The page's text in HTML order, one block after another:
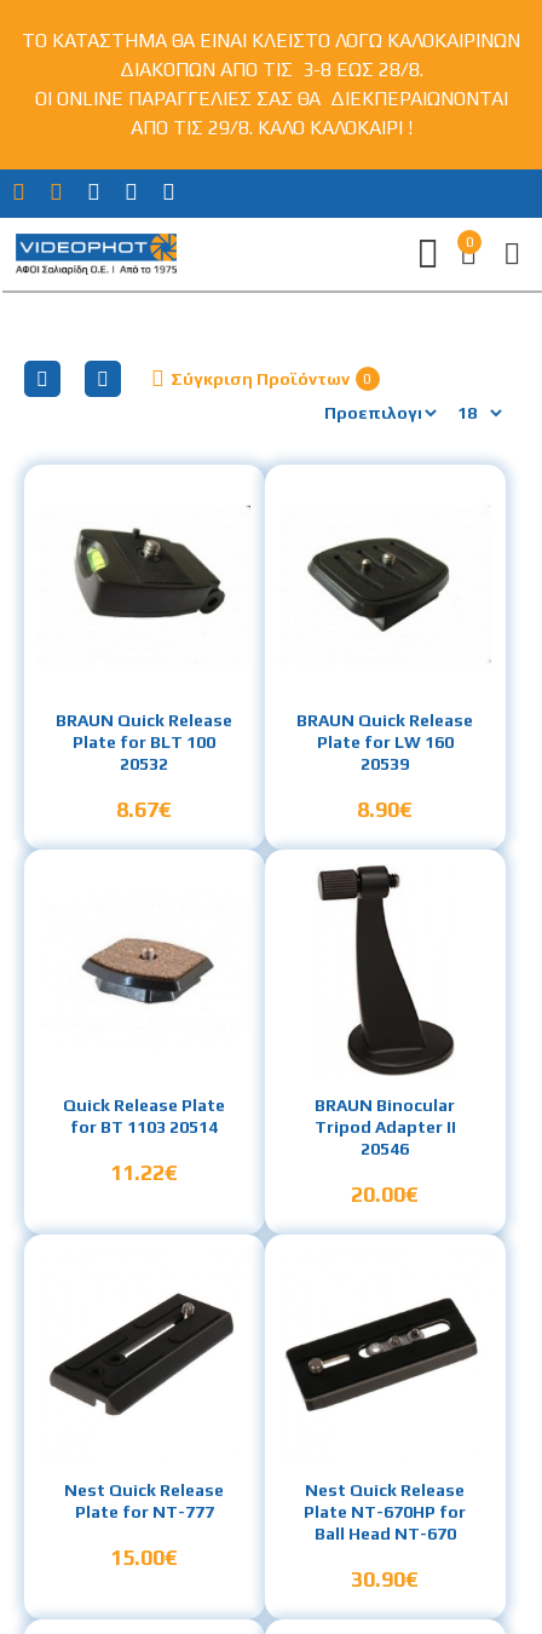
ΤΟ ΚΑΤΑΣΤΗΜΑ ΘΑ ΕΙΝΑΙ ΚΛΕΙΣΤΟ ΛΟΓΩ ΚΑΛΟΚΑΙΡΙΝΩΝ
ΔΙΑΚΟΠΩΝ ΑΠΟ ΤΙΣ 3-8 ΕΩΣ 28/8.
ΟΙ ONLINE ΠΑΡΑΓΓΕΛΙΕΣ ΣΑΣ ΘΑ ΔΙΕΚΠΕΡΑΙΩΝΟΝΤΑΙ
ΑΠΟ ΤΙΣ 29/8. ΚΑΛΟ ΚΑΛΟΚΑΙΡΙ !
0
Σύγκριση Προϊόντων 0
BRAUN Quick Release
Plate for BLT 100
20532
8.67€
BRAUN Quick Release
Plate for LW 160
20539
8.90€
Quick Release Plate
for BT 1103 20514
11.22€
BRAUN Binocular
Tripod Adapter II
20546
20.00€
Nest Quick Release
Plate for NT-777
15.00€
Nest Quick Release
Plate NT-670HP for
Ball Head NT-670
30.90€